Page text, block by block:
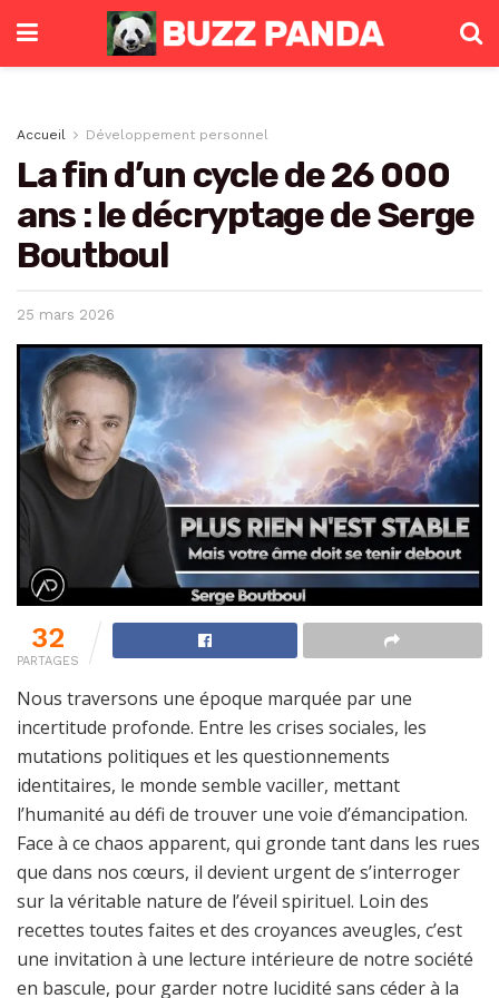
Accueil Développement personnel
La fin d’un cycle de 26 000
ans : le décryptage de Serge
Boutboul
25 mars 2026
32
PARTAGES
Nous traversons une époque marquée par une
incertitude profonde. Entre les crises sociales, les
mutations politiques et les questionnements
identitaires, le monde semble vaciller, mettant
l’humanité au défi de trouver une voie d’émancipation.
Face à ce chaos apparent, qui gronde tant dans les rues
que dans nos cœurs, il devient urgent de s’interroger
sur la véritable nature de l’éveil spirituel. Loin des
recettes toutes faites et des croyances aveugles, c’est
une invitation à une lecture intérieure de notre société
en bascule, pour garder notre lucidité sans céder à la